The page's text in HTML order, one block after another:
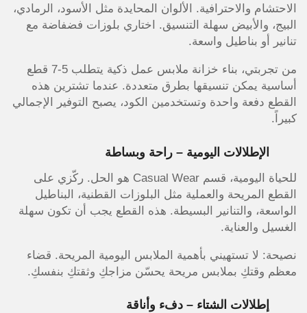
الاحتشام والاحترافية. الألوان المحايدة مثل الأسود، الرمادي،
البيج، والأبيض سهلة التنسيق. اختاري بلوزات فضفاضة مع
تنانير أو بناطيل واسعة.
من تجربتي، بناء خزانة ملابس عمل ذكية يتطلب 5-7 قطع
أساسية يمكن تنسيقها بطرق متعددة. عندما تشترين هذه
القطع دفعة واحدة وتستخدمين الكود، يصبح التوفير الإجمالي
كبيراً.
الإطلالات اليومية – راحة وبساطة
للحياة اليومية، قسم Casual Wear هو الحل. ركّزي على
القطع المريحة والعملية مثل البلوزات القطنية، البناطيل
الواسعة، والتنانير البسيطة. هذه القطع يجب أن تكون سهلة
الغسيل والعناية.
نصيحة: لا تستهيني بأهمية الملابس اليومية المريحة. قضاء
معظم وقتكِ بملابس مريحة يحسّن مزاجكِ وثقتكِ بنفسكِ.
إطلالات الشتاء – دفء وأناقة